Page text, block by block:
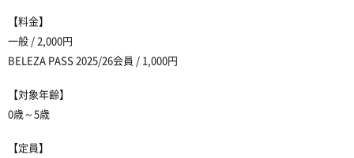
【料金】
一般 / 2,000円
BELEZA PASS 2025/26会員 / 1,000円
【対象年齢】
0歳～5歳
【定員】